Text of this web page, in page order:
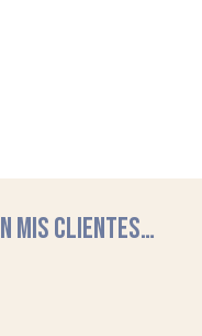
MIS CLIENTES…